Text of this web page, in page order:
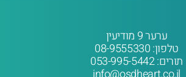
ערער 9 מודיעין
טלפון:08-9555330
תורים:053-995-5442